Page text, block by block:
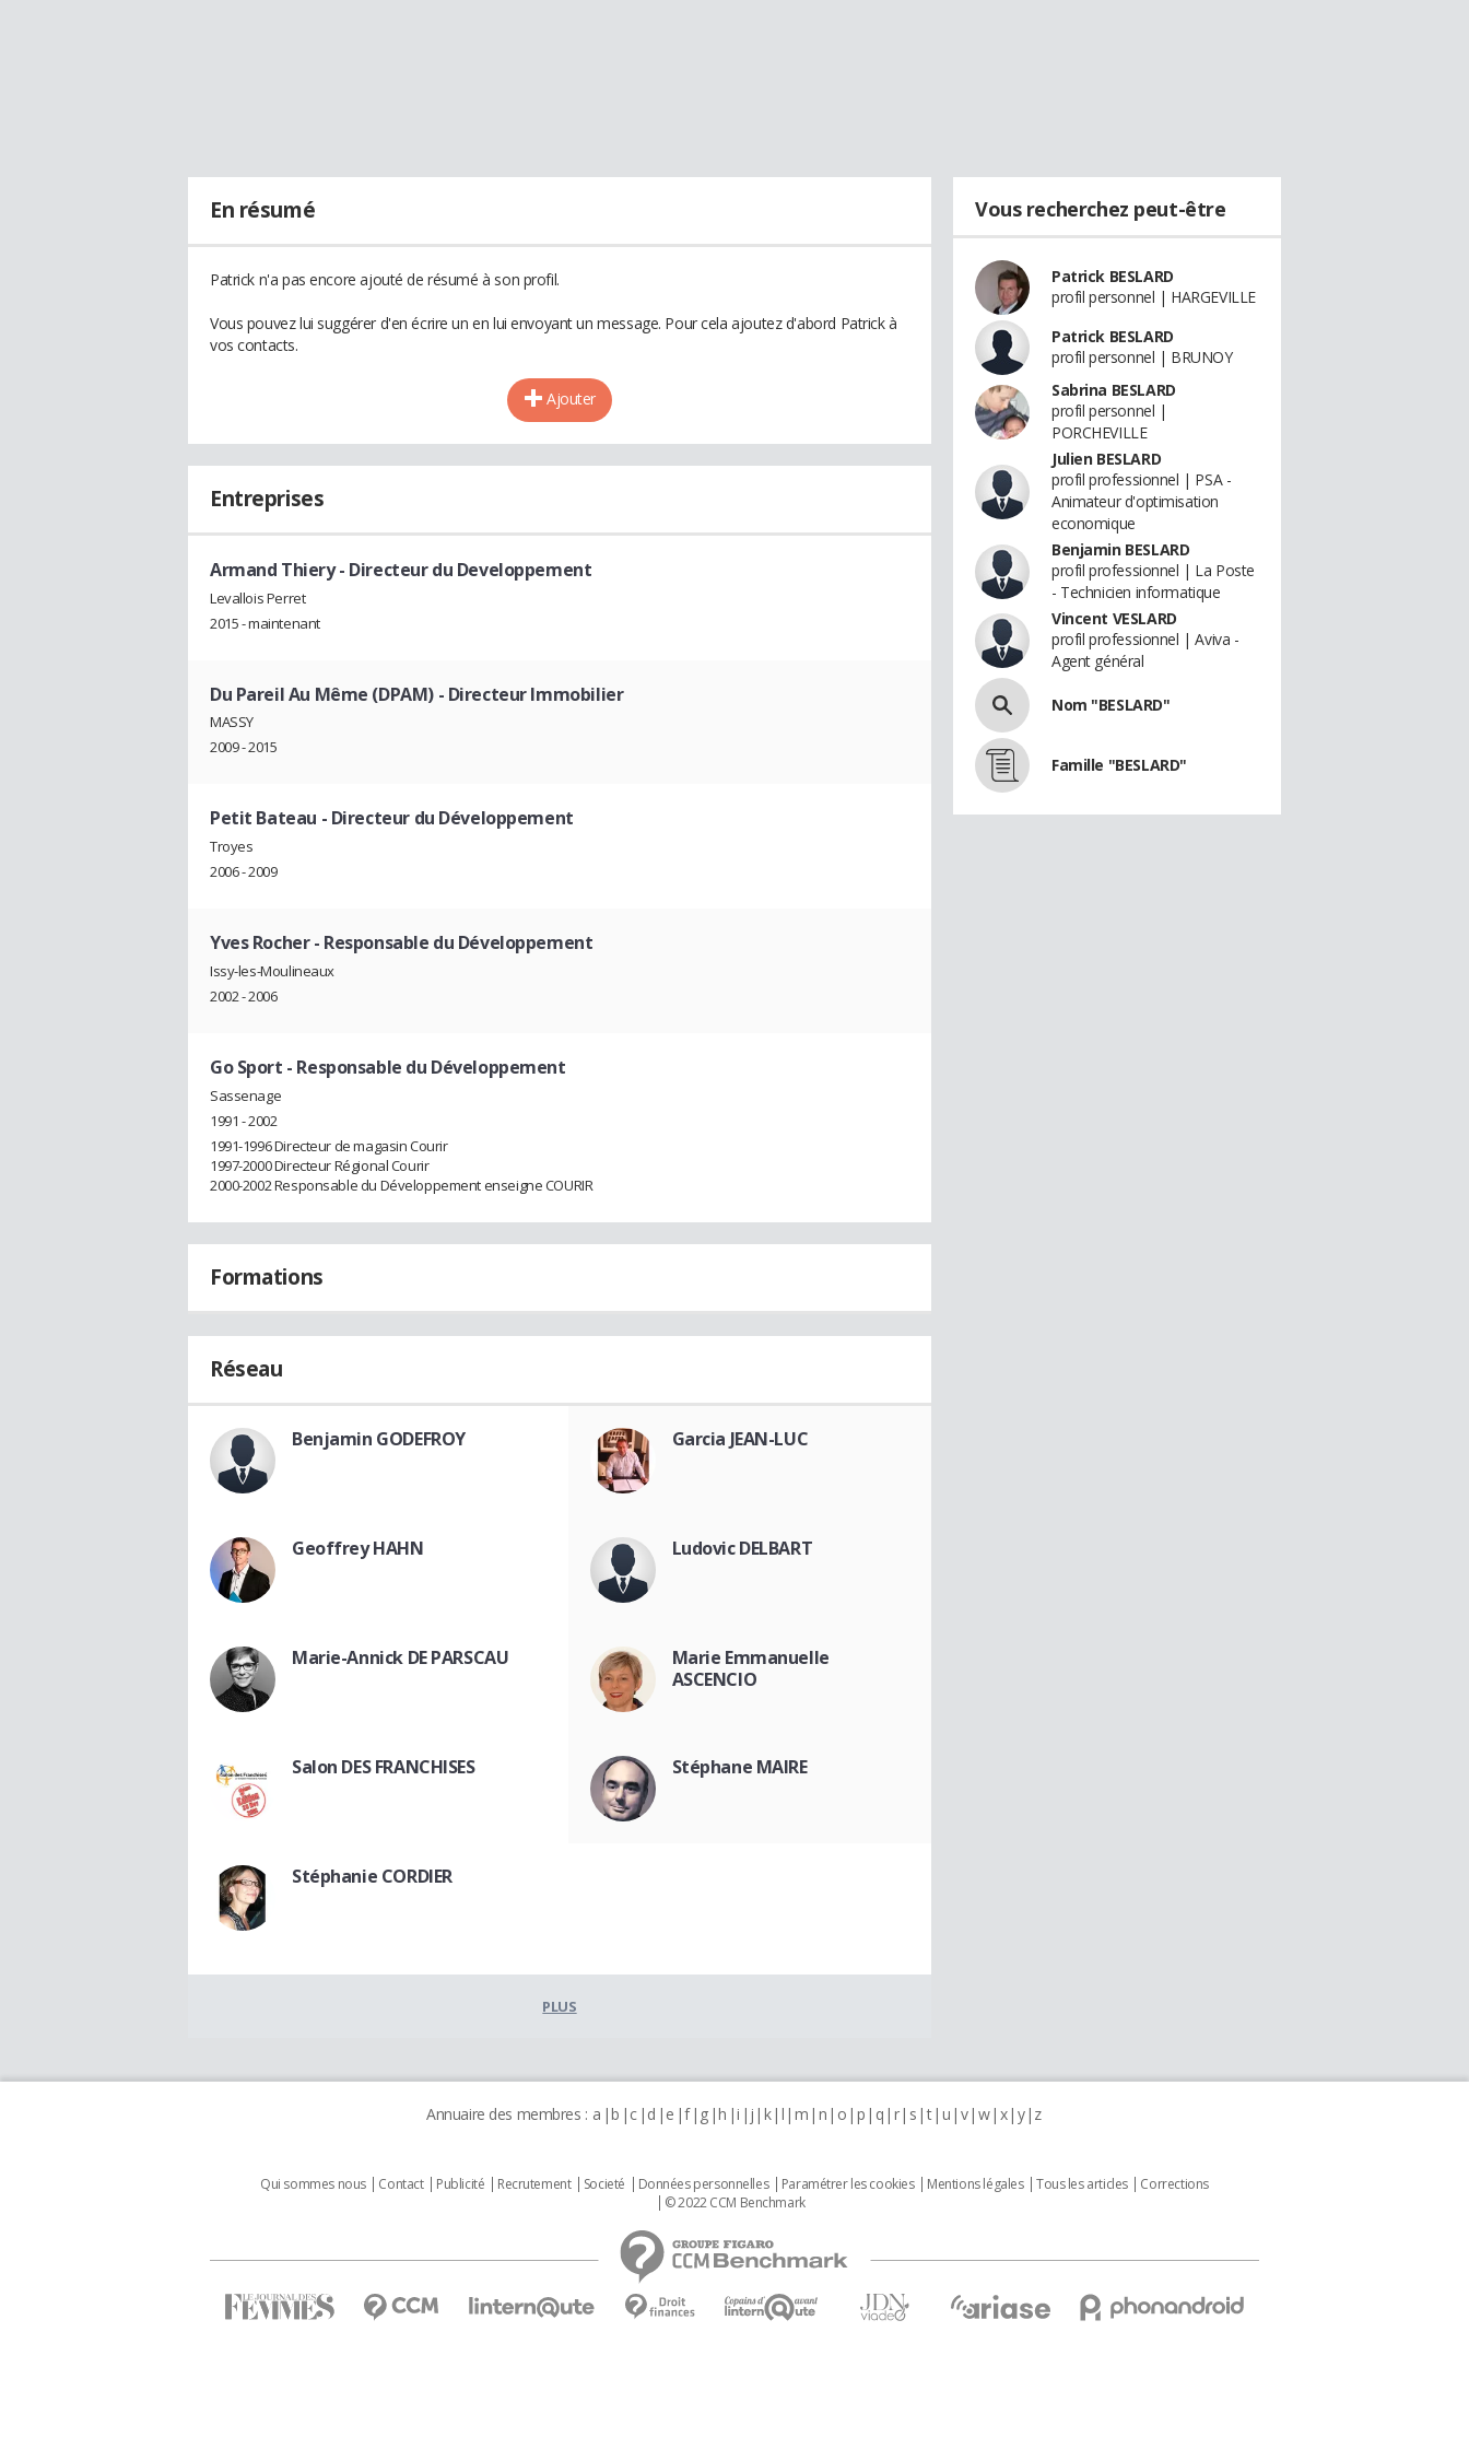
En résumé
Patrick n'a pas encore ajouté de résumé à son profil.
Vous pouvez lui suggérer d'en écrire un en lui envoyant un message. Pour cela ajoutez d'abord Patrick à
vos contacts.
Ajouter
Entreprises
Armand Thiery- Directeur du Developpement
Levallois Perret
2015 - maintenant
Du Pareil Au Même (DPAM)- Directeur Immobilier
MASSY
2009 - 2015
Petit Bateau - Directeur du Développement
Troyes
2006 - 2009
Yves Rocher- Responsable du Développement
Issy-les-Moulineaux
2002 - 2006
Go Sport - Responsable du Développement
Sassenage
1991 - 2002
1991-1996 Directeur de magasin Courir
1997-2000 Directeur Régional Courir
2000-2002 Responsable du Développement enseigne COURIR
Formations
Réseau
Benjamin GODEFROY Garcia JEAN-LUC
Geoffrey HAHN Ludovic DELBART
Marie-Annick DE PARSCAU
Marie Emmanuelle
ASCENCIO
Salon DES FRANCHISES Stéphane MAIRE
Stéphanie CORDIER
PLUS
Vous recherchez peut-être
Patrick BESLARD
profil personnel | HARGEVILLE
Patrick BESLARD
profil personnel | BRUNOY
Sabrina BESLARD
profil personnel |
PORCHEVILLE
Julien BESLARD
profil professionnel | PSA -
Animateur d'optimisation
economique
Benjamin BESLARD
profil professionnel | La Poste
- Technicien informatique
Vincent VESLARD
profil professionnel | Aviva -
Agent général
Nom "BESLARD"
Famille "BESLARD"
Annuaire des membres : a b c d e f g h i j k l m n o p q r s t u v w x y z
Qui sommes nous Contact Publicité Recrutement Societé Données personnelles Paramétrer les cookies Mentions légales Tous les articles
Corrections
© 2022 CCM Benchmark